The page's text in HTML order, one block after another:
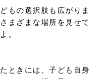
もの選択肢も広がりま
まざまな場所を見せて
。
ときには、子ども自身